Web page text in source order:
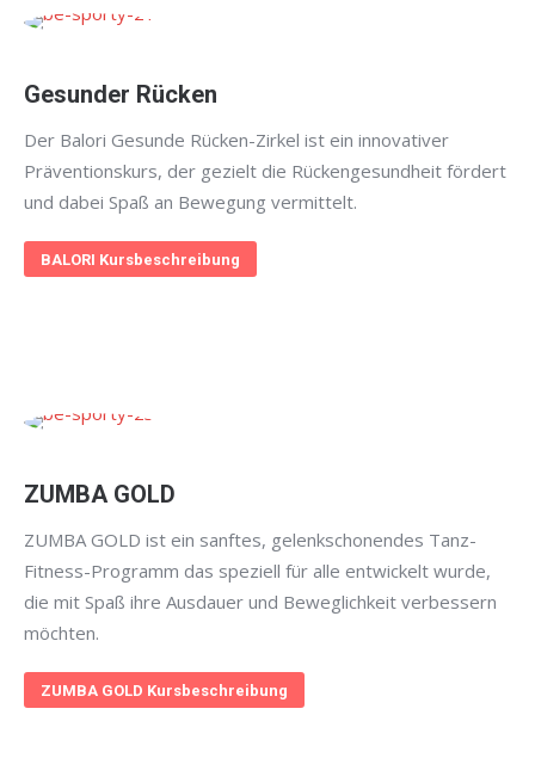
Gesunder Rücken
Der Balori Gesunde Rücken-Zirkel ist ein innovativer
Präventionskurs, der gezielt die Rückengesundheit fördert
und dabei Spaß an Bewegung vermittelt.
BALORI Kursbeschreibung
ZUMBA GOLD
ZUMBA GOLD ist ein sanftes, gelenkschonendes Tanz-
Fitness-Programm das speziell für alle entwickelt wurde,
die mit Spaß ihre Ausdauer und Beweglichkeit verbessern
möchten.
ZUMBA GOLD Kursbeschreibung